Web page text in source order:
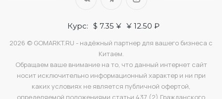
Курс: $ 7.35 ¥ ¥ 12.50 ₽
2026 © GOMARKT.RU - надёжный партнер для вашего бизнеса с
Китаем.
Обращаем ваше внимание на то, что данный интернет сайт
носит исключительно информационный характер и ни при
каких условиях не является публичной офертой,
определяемой положениями статьи 437 (2) Гражданского